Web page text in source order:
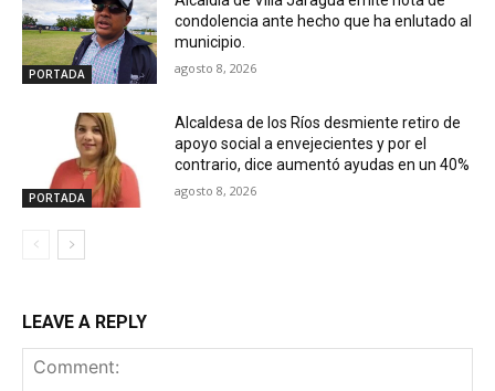
PORTADA
condolencia ante hecho que ha enlutado al
municipio.
agosto 8, 2026
PORTADA
Alcaldesa de los Ríos desmiente retiro de
apoyo social a envejecientes y por el
contrario, dice aumentó ayudas en un 40%
agosto 8, 2026
LEAVE A REPLY